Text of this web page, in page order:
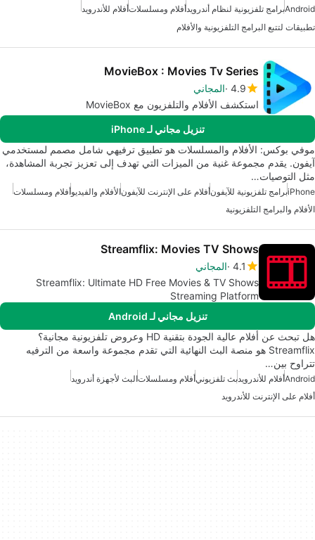
Androidبرامج تلفزيونية لنظام أندرويدأفلام ومسلسلاتأفلام للأندرويد
تطبيقات لتتبع البرامج التلفزيونية والأفلام
MovieBox : Movies Tv Series
4.9 المجاني
استكشف الأفلام والتلفزيون مع MovieBox
تنزيل مجاني لـ iPhone
موفي بوكس: الأفلام والمسلسلات هو تطبيق ترفيهي شامل مصمم لمستخدمي
آيفون. يقدم مجموعة غنية من الميزات التي تهدف إلى تعزيز تجربة المشاهدة،
مثل التوصيات…
iPhoneبرامج تلفزيونية للآيفونأفلام على الإنترنت للآيفونالأفلام والفيديوأفلام ومسلسلات
الأفلام والبرامج التلفزيونية
Streamflix: Movies TV Shows
4.1 المجاني
Streamflix: Ultimate HD Free Movies & TV Shows
Streaming Platform
تنزيل مجاني لـ Android
هل تبحث عن أفلام عالية الجودة بتقنية HD وعروض تلفزيونية مجانية؟
Streamflix هو منصة البث النهائية التي تقدم مجموعة واسعة من الترفيه
تتراوح بين…
Androidأفلام للأندرويدبث تلفزيونيأفلام ومسلسلاتالبث لأجهزة أندرويد
أفلام على الإنترنت للأندرويد